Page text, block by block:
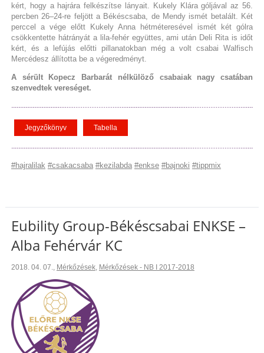
kért, hogy a hajrára felkészítse lányait. Kukely Klára góljával az 56.
percben 26–24-re feljött a Békéscsaba, de Mendy ismét betalált. Két
perccel a vége előtt Kukely Anna hétméteresével ismét két gólra
csökkentette hátrányát a lila-fehér együttes, ami után Deli Rita is időt
kért, és a lefújás előtti pillanatokban még a volt csabai Walfisch
Mercédesz állította be a végeredményt.
A sérült Kopecz Barbarát nélkülöző csabaiak nagy csatában
szenvedtek vereséget.
Jegyzőkönyv Tabella
#hajralilak #csakacsaba #kezilabda #enkse #bajnoki #tippmix
Eubility Group-Békéscsabai ENKSE –
Alba Fehérvár KC
2018. 04. 07., Mérkőzések, Mérkőzések - NB I 2017-2018